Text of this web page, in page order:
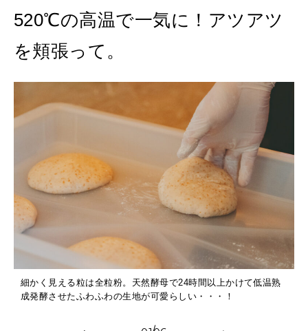
520℃の高温で一気に！アツアツ
を頬張って。
細かく見える粒は全粒粉。天然酵母で24時間以上かけて低温熟
成発酵させたふわふわの生地が可愛らしい・・・！